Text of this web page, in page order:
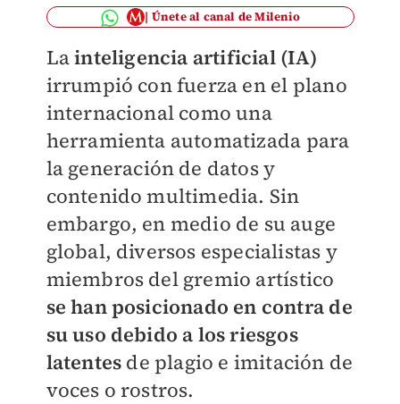
Únete al canal de Milenio
Lainteligencia artificial (IA)
irrumpió con fuerza en el plano
internacional como una
herramienta automatizada para
la generación de datos y
contenido multimedia. Sin
embargo, en medio de su auge
global, diversos especialistas y
miembros del gremio artístico
se han posicionado en contra de
su uso debido a los riesgos
latentes de plagio e imitación de
voces o rostros.